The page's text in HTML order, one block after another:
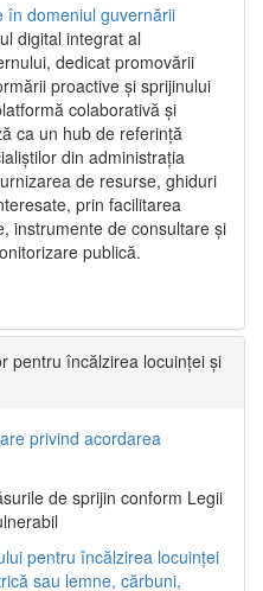
în domeniul guvernării
digital integrat al
dedicat promovării
proactive și sprijinului
colaborativă și
ca un hub de referință
din administrația
de resurse, ghiduri
prin facilitarea
instrumente de consultare și
publică.
pentru încălzirea locuinței și
privind acordarea
de sprijin conform Legii
pentru încălzirea locuinței
sau lemne, cărbuni,